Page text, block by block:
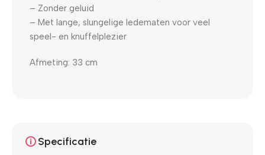
– Zonder geluid
– Met lange, slungelige ledematen voor veel
speel- en knuffelplezier
Afmeting: 33 cm
Specificatie